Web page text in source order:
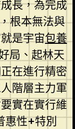
長，為完成
根本無法與
是宇宙包養
局、起林天
在進行精密
階層主力軍
實在實行維
惠性+特別